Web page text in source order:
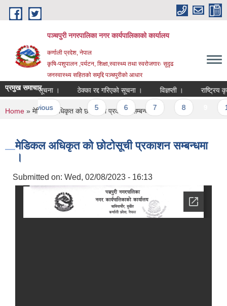
Skip to main content
पञ्चपुरी नगरपालिका नगर कार्यपालिकाको कार्यालय
कर्णाली प्रदेश, नेपाल
कृषि-पशुपालन ,पर्यटन, शिक्षा,स्वास्थ्य तथा स्वरोजगारः सुदृढ
जनस्वास्थ्य सहितको समृद्दि पञ्चपुरीको आधार
प्रमुख समाचार
सम्बन्धी सूचना । ठेक्का रद्द गरिएको सूचना । विज्ञप्ती ।
‹ previous … 5 6 7
You are here
Home » मेडिकल अधिकृत को छोटोसूची प्रकाशन सम्बन्धमा ।
मेडिकल अधिकृत को छोटोसूची प्रकाशन सम्बन्धमा
।
Submitted on: Wed, 02/08/2023 - 16:13